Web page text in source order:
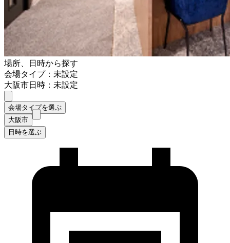
場所、日時から探す
会場タイプ：未設定
大阪市日時：未設定
会場タイプを選ぶ
大阪市
日時を選ぶ